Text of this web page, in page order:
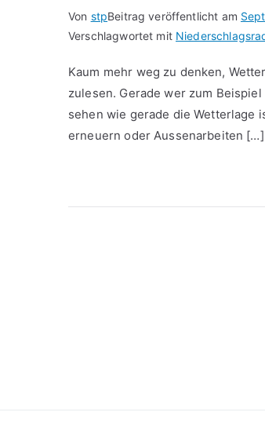
Von stpBeitrag veröffentlicht am
Verschlagwortet mit
Kaum mehr weg zu denken,
zulesen. Gerade wer zum
sehen wie gerade die Wetterlage
erneuern oder Aussenarbeiten […]